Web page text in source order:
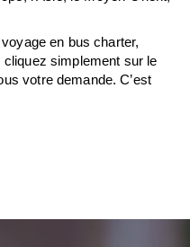
en bus charter,
simplement sur le
votre demande. C’est